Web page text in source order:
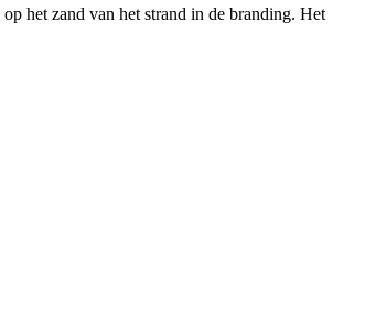
het zand van het strand in de branding. Het